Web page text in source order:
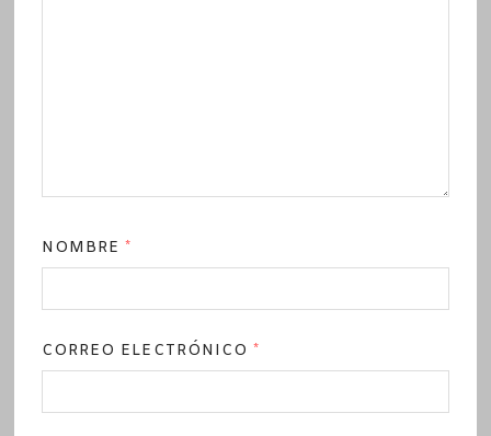
NOMBRE*
CORREO ELECTRÓNICO*